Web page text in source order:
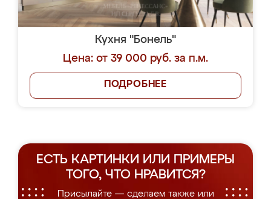
Кухня "Бонель"
Цена: от 39 000 руб. за п.м.
ПОДРОБНЕЕ
ЕСТЬ КАРТИНКИ ИЛИ ПРИМЕРЫ
ТОГО, ЧТО НРАВИТСЯ?
Присылайте — сделаем также или